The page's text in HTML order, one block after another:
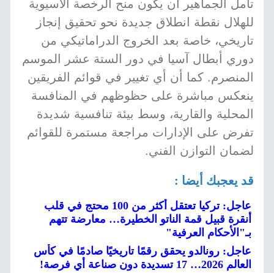
تأمل الجماهير أن يكون منح الرخصة الآسيوية
للهلال نقطة انطلاق جديدة نحو تحقيق إنجاز
تاريخي، خاصة بعد الخروج الدراماتيكي من
دوري أبطال آسيا في دور الستة عشر الموسم
المنصرم. كما أن أي تغيير في قوائم الفريقين
ينعكس مباشرة على حظوظهم في المنافسة
المحلية والقارية، وسط بيئة تنافسية شديدة
تفرض على الإدارات مراجعة مستمرة للقوائم
لضمان التوازن الفني.
قد يعجبك أيضا :
عاجل: تركيا تعتقل أكثر من 100 محتج في قلب
أنقرة قبيل قمة الناتو الخطيرة… معارضة تتهم
بـ"الأحكام العرفية"
عاجل: رونالدو يحقق رقمًا تاريخيًا صادمًا في كأس
العالم 2026… 17 تسديدة دون صناعة أي فرصة!